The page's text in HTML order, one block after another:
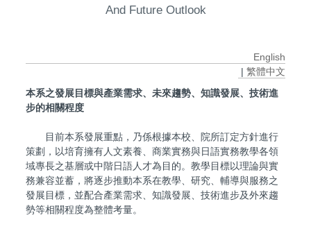
And Future Outlook
English
| 繁體中文
本系之發展目標與產業需求、未來趨勢、知識發展、技術進
步的相關程度
目前本系發展重點，乃係根據本校、院所訂定方針進行
策劃，以培育擁有人文素養、商業實務與日語實務教學各領
域專長之基層或中階日語人才為目的。教學目標以理論與實
務兼容並蓄，將逐步推動本系在教學、研究、輔導與服務之
發展目標，並配合產業需求、知識發展、技術進步及外來趨
勢等相關程度為整體考量。